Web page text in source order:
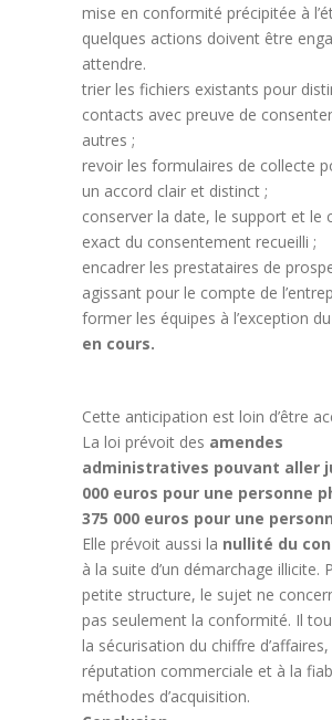
mise en conformité précipitée à
quelques actions doivent être
attendre.
trier les fichiers existants pour
contacts avec preuve de
autres ;
revoir les formulaires de collecte
un accord clair et distinct ;
conserver la date, le support et le
exact du consentement recueilli ;
encadrer les prestataires de
agissant pour le compte de
former les équipes à l’exception du
en cours.
Cette anticipation est loin d’être
La loi prévoit des amendes
administratives pouvant aller
000 euros pour une personne
375 000 euros pour une
Elle prévoit aussi la nullité du
à la suite d’un démarchage illicite.
petite structure, le sujet ne
pas seulement la conformité. Il
la sécurisation du chiffre d’affaires,
réputation commerciale et à la
méthodes d’acquisition.